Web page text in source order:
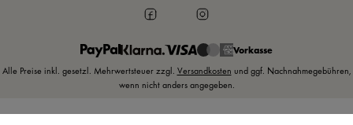
Vorkasse
Alle Preise inkl. gesetzl. Mehrwertsteuer zzgl. Versandkosten und ggf. Nachnahmegebühren,
wenn nicht anders angegeben.